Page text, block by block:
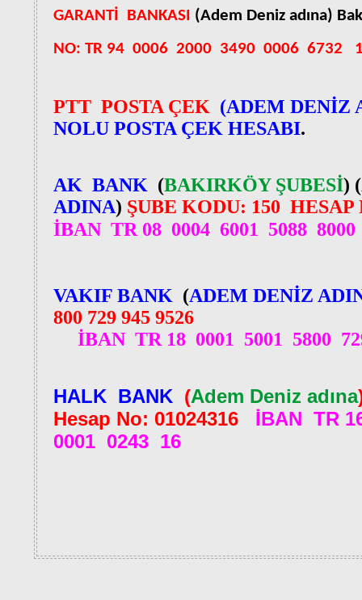
GARANTİ BANKASI (Adem Deniz adına)
NO: TR 94 0006 2000 3490 0006 6732
PTT POSTA ÇEK (ADEM DENİZ
NOLU POSTA ÇEK HESABI.
AK BANK (BAKIRKÖY ŞUBESİ) (
ADINA) ŞUBE KODU: 150
İBAN TR 08 0004 6001 5088 8000
VAKIF BANK (ADEM DENİZ
800 729 945 9526
İBAN TR 18 0001 5001 5800
HALK BANK (Adem Deniz adına
Hesap No: 01024316 İBAN TR
0001 0243 16